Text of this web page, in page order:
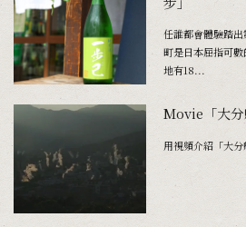
任誰都會體驗踏
町是日本屈指可
地有18...
Movie「大分
用視頻介紹「大分